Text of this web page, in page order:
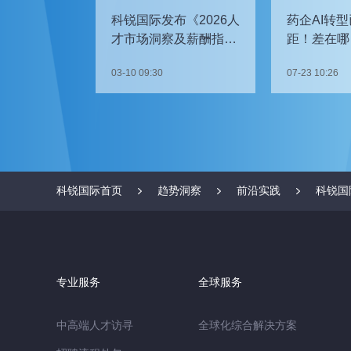
科锐国际发布《2026人
才市场洞察及薪酬指
03-10 09:30
药企AI转
距！差在
07-23 10:26
科锐国际首页 趋势洞察 前沿实践 科锐
专业服务
中高端人才访寻
全球服务
全球化综合解决方案